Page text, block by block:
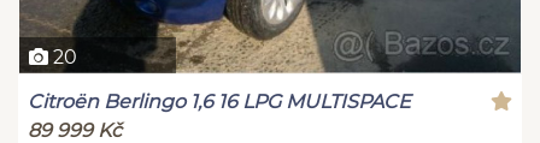
20
Citroën Berlingo 1,6 16 LPG MULTISPACE
89 999 Kč